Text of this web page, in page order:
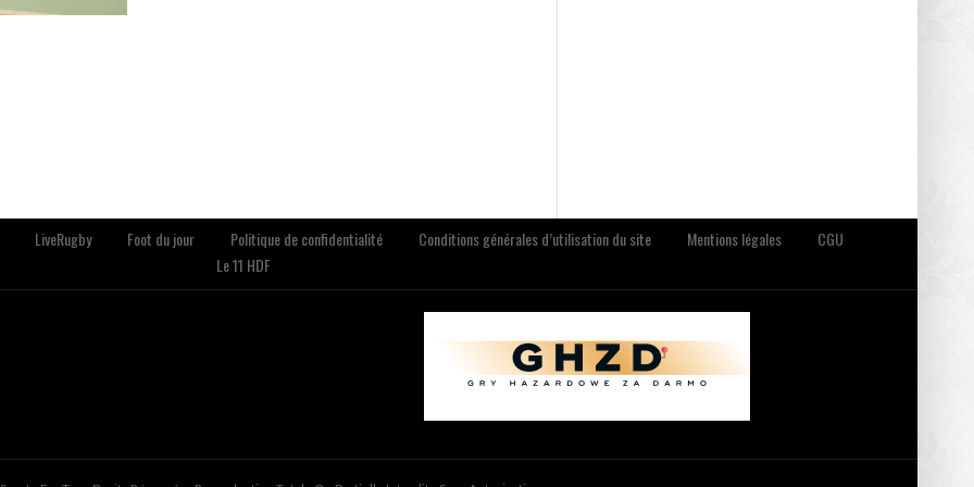
LiveRugby Foot du jour Politique de confidentialité Conditions générales d’utilisation du site Mentions légales
CGU
Le 11 HDF